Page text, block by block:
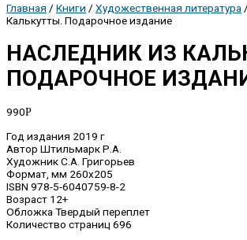
Главная / Книги / Художественная литература
Калькутты. Подарочное издание
НАСЛЕДНИК ИЗ
ПОДАРОЧНОЕ
990Р
Год издания 2019 г
Автор Штильмарк Р.А.
Художник С.А. Григорьев
Формат, мм 260х205
ISBN 978-5-6040759-8-2
Возраст 12+
Обложка Твердый переплет
Количество страниц 696